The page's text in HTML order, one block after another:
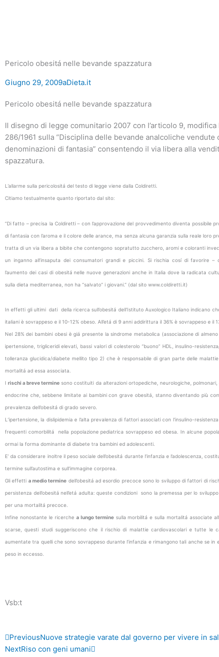
Pericolo obesitá nelle bevande spazzatura
Giugno 29, 2009aDieta.it
Pericolo obesitá nelle bevande spazzatura
Il disegno di legge comunitario 2007 con l’articolo 9, modifica
286/1961 sulla “Disciplina delle bevande analcoliche vendute
denominazioni di fantasia” consentendo il via libera alla
spazzatura.
L’allarme sulla pericolositá del testo di legge viene dalla Coldiretti.
Citiamo testualmente quanto riportato dal sito:
“Di fatto – precisa la Coldiretti – con l’approvazione del provvedimento diventa possibile
di fantasia con l’aroma e il colore delle arance, ma senza alcuna garanzia sulla reale loro
tratta di un via libera a bibite che contengono sopratutto zucchero, aromi e coloranti
un inganno all’insaputa dei consumatori grandi e piccini. Si rischia cosí di favorire –
l’aumento dei casi di obesitá nelle nuove generazioni anche in Italia dove la radicata
sulla dieta mediterranea, non ha “salvato” i giovani.” (dal sito www.coldiretti.it)
In effetti gli ultimi dati della ricerca sull’obesitá dell’Istituto Auxologico Italiano indicano
italiani è sovrappeso e il 10-12% obeso. All’etá di 9 anni addirittura il 36% è sovrappeso e il
Nel 28% dei bambini obesi è giá presente la sindrome metabolica (associazione di
ipertensione, trigliceridi elevati, bassi valori di colesterolo “buono” HDL, insulino-
tolleranza glucidica/diabete mellito tipo 2) che è responsabile di gran parte delle
mortalitá ad essa associata.
Irischi a breve termine sono costituiti da alterazioni ortopediche, neurologiche,
endocrine che, sebbene limitate ai bambini con grave obesitá, stanno diventando più
prevalenza dell’obesitá di grado severo.
L’ipertensione, la dislipidemia e l’alta prevalenza di fattori associati con l’insulino-
frequenti comorbilitá nella popolazione pediatrica sovrappeso ed obesa. In alcune
ormai la forma dominante di diabete tra bambini ed adolescenti.
E’ da considerare inoltre il peso sociale dell’obesitá durante l’infanzia e l’adolescenza,
termine sull’autostima e sull’immagine corporea.
Gli effetti a medio termine dell’obesitá ad esordio precoce sono lo sviluppo di fattori di
persistenza dell’obesitá nell’etá adulta: queste condizioni sono la premessa per lo
per una mortalitá precoce.
Infine nonostante le ricerche a lungo terminesulla morbilitá e sulla mortalitá associate
scarse, questi studi suggeriscono che il rischio di malattie cardiovascolari e tutte le
aumentate tra quelli che sono sovrappeso durante l’infanzia e rimangono tali anche se in
peso in eccesso.
Vsb:t
Precedente
PreviousNuove strategie varate dal governo per vivere in
NextRiso con geni umani
Successivo